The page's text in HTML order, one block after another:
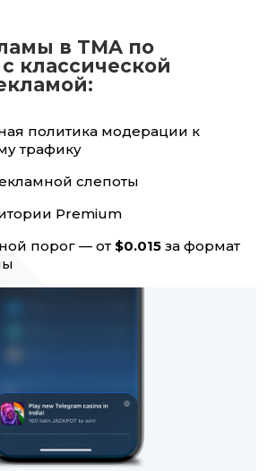
в TMA по
классической
политика модерации к
трафику
слепоты
Premium
порог — от $0.015 за формат